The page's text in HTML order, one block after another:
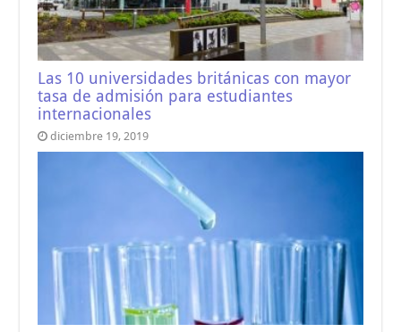
Las 10 universidades británicas con mayor
tasa de admisión para estudiantes
internacionales
diciembre 19, 2019